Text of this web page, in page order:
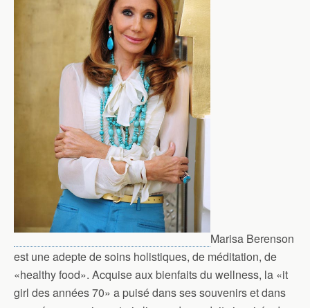
Marisa Berenson
est une adepte de soins holistiques, de méditation, de
«healthy food». Acquise aux bienfaits du wellness, la «it
girl des années 70» a puisé dans ses souvenirs et dans